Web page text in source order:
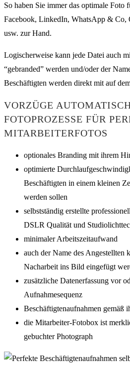
So haben Sie immer das optimale Foto
Facebook, LinkedIn, WhatsApp &
usw. zur Hand.
Logischerweise kann jede Datei auch
“gebranded” werden und/oder der
Beschäftigten werden direkt mit auf
VORZÜGE
FOTOPROZESSE FÜR
MITARBEITERFOTOS
optionales Branding mit ihrem
optimierte
Beschäftigten in einem kleinen
werden sollen
selbstständig erstellte
DSLR Qualität und
minimaler Arbeitszeitaufwand
auch der Name des Angestellten
Nacharbeit ins Bild eingefügt
zusätzliche Datenerfassung vor
Aufnahmesequenz
Beschäftigtenaufnahmen gemäß
die Mitarbeiter-Fotobox ist
gebuchter Photograph